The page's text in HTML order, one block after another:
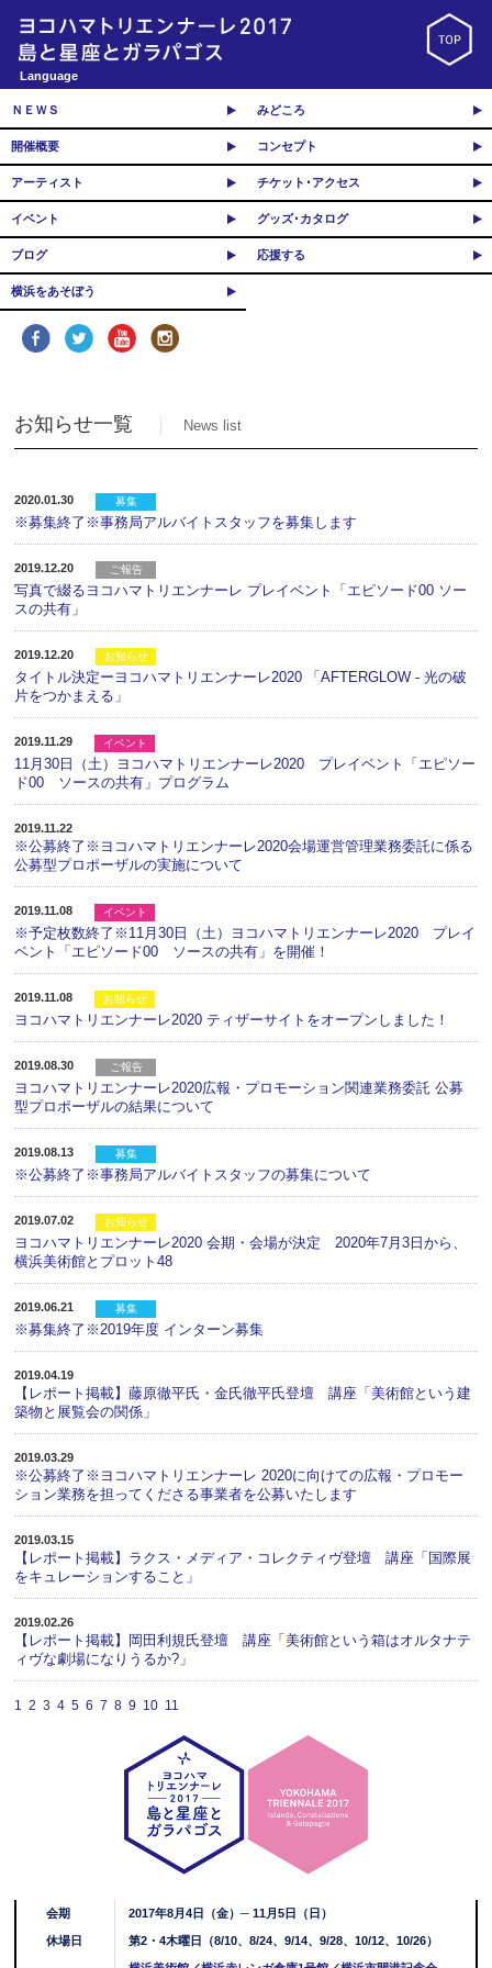
Language
ＮＥＷＳ みどころ
開催概要 コンセプト
アーティスト チケット･アクセス
イベント グッズ･カタログ
ブログ 応援する
横浜をあそぼう
お知らせ一覧 News list
2020.01.30 募集
※募集終了※事務局アルバイトスタッフを募集します
2019.12.20 ご報告
写真で綴るヨコハマトリエンナーレ プレイベント「エピソード00 ソー
スの共有」
2019.12.20 お知らせ
タイトル決定ーヨコハマトリエンナーレ2020 「AFTERGLOW - 光の破
片をつかまえる」
2019.11.29 イベント
11月30日（土）ヨコハマトリエンナーレ2020 プレイベント「エピソー
ド00 ソースの共有」プログラム
2019.11.22
※公募終了※ヨコハマトリエンナーレ2020会場運営管理業務委託に係る
公募型プロポーザルの実施について
2019.11.08 イベント
※予定枚数終了※11月30日（土）ヨコハマトリエンナーレ2020 プレイ
ベント「エピソード00 ソースの共有」を開催！
2019.11.08 お知らせ
ヨコハマトリエンナーレ2020 ティザーサイトをオープンしました！
2019.08.30 ご報告
ヨコハマトリエンナーレ2020広報・プロモーション関連業務委託 公募
型プロポーザルの結果について
2019.08.13 募集
※公募終了※事務局アルバイトスタッフの募集について
2019.07.02 お知らせ
ヨコハマトリエンナーレ2020 会期・会場が決定 2020年7月3日から、
横浜美術館とプロット48
2019.06.21 募集
※募集終了※2019年度 インターン募集
2019.04.19
【レポート掲載】藤原徹平氏・金氏徹平氏登壇 講座「美術館という建
築物と展覧会の関係」
2019.03.29
※公募終了※ヨコハマトリエンナーレ 2020に向けての広報・プロモー
ション業務を担ってくださる事業者を公募いたします
2019.03.15
【レポート掲載】ラクス・メディア・コレクティヴ登壇 講座「国際展
をキュレーションすること」
2019.02.26
【レポート掲載】岡田利規氏登壇 講座「美術館という箱はオルタナテ
ィヴな劇場になりうるか?」
1 2 3 4 5 6 7 8 9 10 11
会期 2017年8月4日（金）─ 11月5日（日）
休場日 第2・4木曜日（8/10、8/24、9/14、9/28、10/12、10/26）